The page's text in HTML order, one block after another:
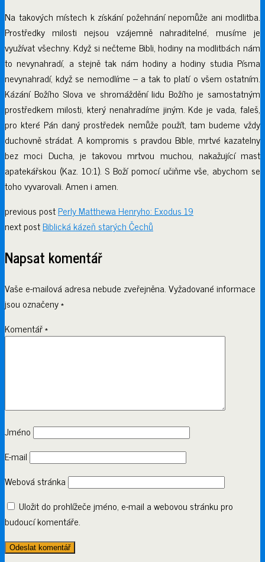
Na takových místech k získání požehnání nepomůže ani modlitba.
Prostředky milosti nejsou vzájemně nahraditelné, musíme je
využívat všechny. Když si nečteme Bibli, hodiny na modlitbách nám
to nevynahradí, a stejně tak nám hodiny a hodiny studia Písma
nevynahradí, když se nemodlíme – a tak to platí o všem ostatním.
Kázání Božího Slova ve shromáždění lidu Božího je samostatným
prostředkem milosti, který nenahradíme jiným. Kde je vada, faleš,
pro které Pán daný prostředek nemůže použít, tam budeme vždy
duchovně strádat. A kompromis s pravdou Bible, mrtvé kazatelny
bez moci Ducha, je takovou mrtvou muchou, nakažující mast
apatekářskou (Kaz. 10:1). S Boží pomocí učiňme vše, abychom se
toho vyvarovali. Amen i amen.
previous postPerly Matthewa Henryho: Exodus 19
next postBiblická kázeň starých Čechů
Napsat komentář
Vaše e-mailová adresa nebude zveřejněna.Vyžadované informace
jsou označeny*
Komentář*
Jméno
E-mail
Webová stránka
Uložit do prohlížeče jméno, e-mail a webovou stránku pro
budoucí komentáře.